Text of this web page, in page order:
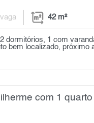
42 m²
dormitórios, 1 com
bem localizado, próximo
com 1 quarto